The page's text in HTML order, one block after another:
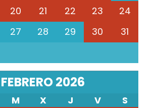
20 21 22 23
24
27 28 29 30 31
FEBRERO 2026
M X J V
S